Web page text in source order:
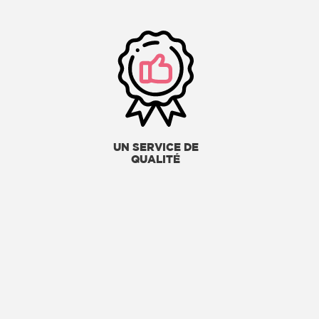
UN SERVICE DE
QUALITÉ